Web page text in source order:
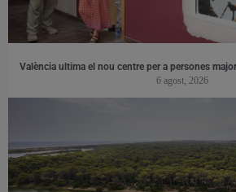
València ultima el nou centre per a persones
6 agost, 2026